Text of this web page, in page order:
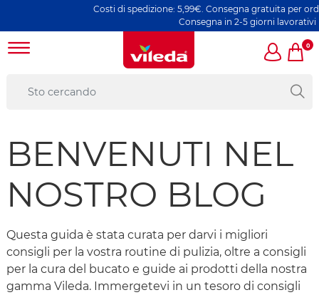
Costi di spedizione: 5,99€. Consegna gratuita per
Consegna in 2-5 giorni lavorativi
0
BENVENUTI NEL
NOSTRO BLOG
Questa guida è stata curata per darvi i migliori
consigli per la vostra routine di pulizia, oltre a consigli
per la cura del bucato e guide ai prodotti della nostra
gamma Vileda. Immergetevi in un tesoro di consigli